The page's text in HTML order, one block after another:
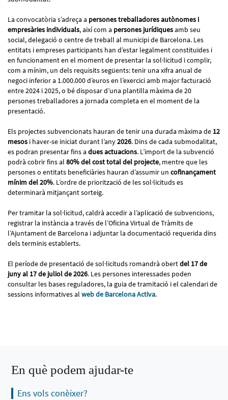
La convocatòria s’adreça a persones treballadores autònomes i
empresàries individuals, així com a persones jurídiquesamb seu
social, delegació o centre de treball al municipi de Barcelona. Les
entitats i empreses participants han d’estar legalment constituïdes i
en funcionament en el moment de presentar la sol·licitud i complir,
com a mínim, un dels requisits següents: tenir una xifra anual de
negoci inferior a 1.000.000 d’euros en l’exercici amb major facturació
entre 2024 i 2025, o bé disposar d’una plantilla màxima de 20
persones treballadores a jornada completa en el moment de la
presentació.
Els projectes subvencionats hauran de tenir una durada màxima de 12
mesos i haver-se iniciat durant l’any2026. Dins de cada submodalitat,
es podran presentar fins a dues actuacions. L’import de la subvenció
podrà cobrir fins al 80% del cost total del projecte, mentre que les
persones o entitats beneficiàries hauran d’assumir un cofinançament
mínim del 20%. L’ordre de priorització de les sol·licituds es
determinarà mitjançant sorteig.
Per tramitar la sol·licitud, caldrà accedir a l’aplicació de subvencions,
registrar la instància a través de l’Oficina Virtual de Tràmits de
l’Ajuntament de Barcelona i adjuntar la documentació requerida dins
dels terminis establerts.
El període de presentació de sol·licituds romandrà obertdel 17 de
juny al 17 de juliol de 2026. Les persones interessades poden
consultar les bases reguladores, la guia de tramitació i el calendari de
sessions informatives al web de Barcelona Activa.
En què podem ajudar-te
Ens vols conèixer?